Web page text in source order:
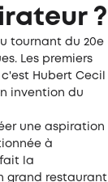
?
tournant du 20e
Les premiers
Hubert Cecil
invention du
une aspiration
à
fait la
grand restaurant